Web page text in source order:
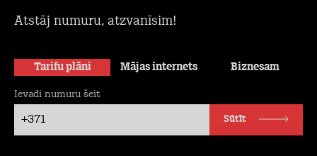
Atstāj numuru, atzvanīsim!
Tarifu plāni Mājas internets Biznesam
+371
Ievadi numuru šeit
Sūtīt